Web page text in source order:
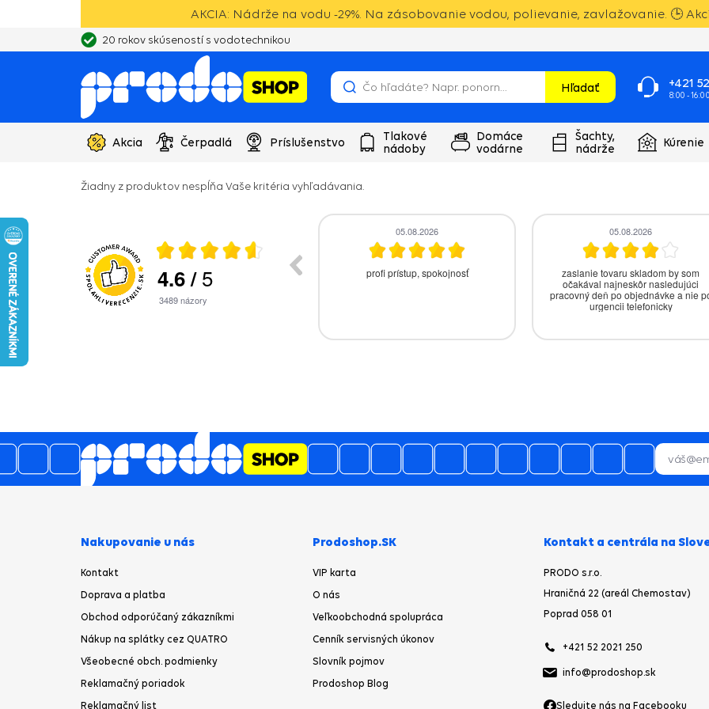
AKCIA: Nádrže na vodu -29%. Na zásobovanie vodou, polievanie, zavlažovanie. 🕒
20 rokov skúseností s vodotechnikou
Hľadať +421
8:00 - 16:00
Akcia Čerpadlá Príslušenstvo
Tlakové
nádoby
Domáce
vodárne
Šachty,
nádrže
Kúrenie
Žiadny z produktov nespĺňa Vaše kritéria vyhľadávania.
4.6/5
3489názory
bola rýchla a v
Dlhšia dodacia doba. Inak spokojny
05.08.2026
profi prístup, spokojnosť
05.08.2026
zaslanie tovaru skladom by som
očakával najneskôr nasledujúci
pracovný deň po objednávke a nie
urgencii telefonicky
Nakupovanie u nás
Kontakt
Doprava a platba
Obchod odporúčaný zákazníkmi
Nákup na splátky cez QUATRO
Všeobecné obch. podmienky
Reklamačný poriadok
Reklamačný list
Prodoshop.SK
VIP karta
O nás
Veľkoobchodná spolupráca
Cenník servisných úkonov
Slovník pojmov
Prodoshop Blog
Kontakt a centrála na
PRODO s.r.o.
Hraničná 22 (areál Chemostav)
Poprad 058 01
+421 52 2021 250
info@prodoshop.sk
Sledujte nás na Facebooku